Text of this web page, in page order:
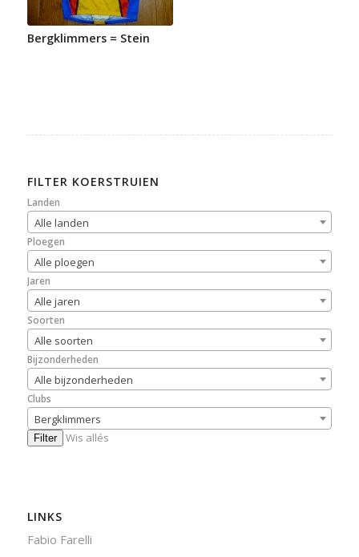
Bergklimmers = Stein
FILTER KOERSTRUIEN
Landen
Alle landen
Ploegen
Alle ploegen
Jaren
Alle jaren
Soorten
Alle soorten
Bijzonderheden
Alle bijzonderheden
Clubs
Bergklimmers
Filter Wis allés
LINKS
Fabio Farelli